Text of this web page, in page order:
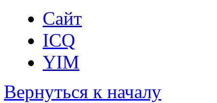
Сайт
ICQ
YIM
Вернуться к началу